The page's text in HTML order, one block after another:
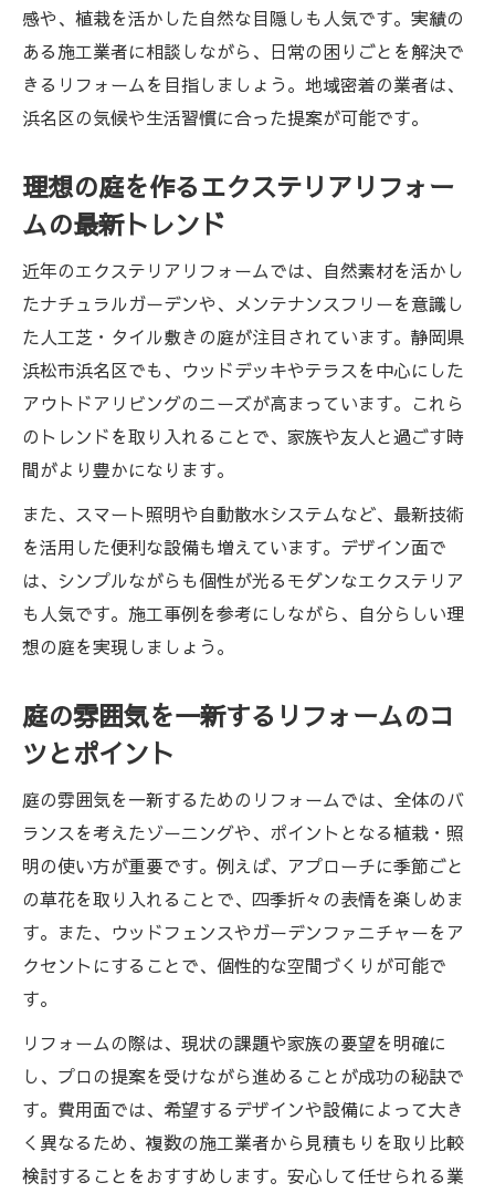
庭リノベーションで暮らしが変わる事例を
紹介
多様なエクステリアリフォームアイデア実
リノベーション事例でわかる使いやすい庭
の工夫
力
暮らしに合わせた庭デザインの選び方と工夫
庭リノベーションで暮らしに合ったデザイ
ンを見つける
考え方
エクステリアリフォームで家族が喜ぶ庭の
工夫
庭デザイン選びで大切にしたいポイントと
感や、植栽を活かした自然な目隠しも人気です。実績の
ある施工業者に相談しながら、日常の困りごとを解決で
きるリフォームを目指しましょう。地域密着の業者は、
浜名区の気候や生活習慣に合った提案が可能です。
理想の庭を作るエクステリアリフォー
ムの最新トレンド
近年のエクステリアリフォームでは、自然素材を活かし
たナチュラルガーデンや、メンテナンスフリーを意識し
た人工芝・タイル敷きの庭が注目されています。静岡県
浜松市浜名区でも、ウッドデッキやテラスを中心にした
アウトドアリビングのニーズが高まっています。これら
のトレンドを取り入れることで、家族や友人と過ごす時
間がより豊かになります。
また、スマート照明や自動散水システムなど、最新技術
を活用した便利な設備も増えています。デザイン面で
は、シンプルながらも個性が光るモダンなエクステリア
も人気です。施工事例を参考にしながら、自分らしい理
想の庭を実現しましょう。
庭の雰囲気を一新するリフォームのコ
ツとポイント
庭の雰囲気を一新するためのリフォームでは、全体のバ
ランスを考えたゾーニングや、ポイントとなる植栽・照
明の使い方が重要です。例えば、アプローチに季節ごと
の草花を取り入れることで、四季折々の表情を楽しめま
す。また、ウッドフェンスやガーデンファニチャーをア
クセントにすることで、個性的な空間づくりが可能で
す。
リフォームの際は、現状の課題や家族の要望を明確に
し、プロの提案を受けながら進めることが成功の秘訣で
す。費用面では、希望するデザインや設備によって大き
く異なるため、複数の施工業者から見積もりを取り比較
検討することをおすすめします。安心して任せられる業